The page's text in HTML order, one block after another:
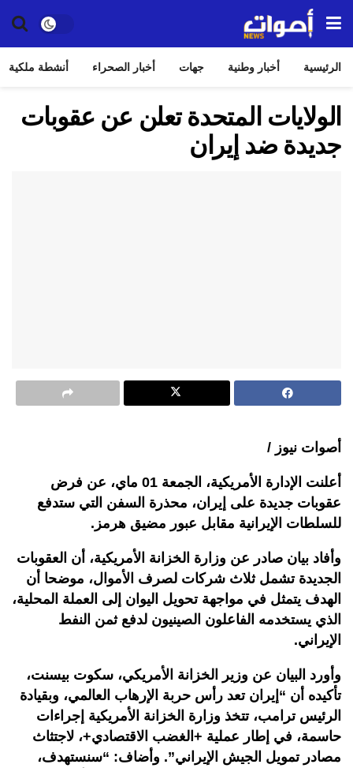
الرئيسية أخبار وطنية جهات أخبار الصحراء أنشطة ملكية
الولايات المتحدة تعلن عن عقوبات
جديدة ضد إيران
أصوات نيوز /
أعلنت الإدارة الأمريكية، الجمعة 01 ماي، عن فرض
عقوبات جديدة على إيران، محذرة السفن التي ستدفع
للسلطات الإيرانية مقابل عبور مضيق هرمز.
وأفاد بيان صادر عن وزارة الخزانة الأمريكية، أن العقوبات
الجديدة تشمل ثلاث شركات لصرف الأموال، موضحا أن
الهدف يتمثل في مواجهة تحويل اليوان إلى العملة المحلية،
الذي يستخدمه الفاعلون الصينيون لدفع ثمن النفط
الإيراني.
وأورد البيان عن وزير الخزانة الأمريكي، سكوت بيسنت،
تأكيده أن “إيران تعد رأس حربة الإرهاب العالمي، وبقيادة
الرئيس ترامب، تتخذ وزارة الخزانة الأمريكية إجراءات
حاسمة، في إطار عملية +الغضب الاقتصادي+، لاجتثاث
مصادر تمويل الجيش الإيراني”. وأضاف: “سنستهدف،